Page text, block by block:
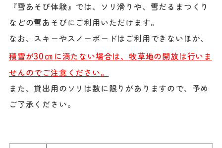
『雪あそび体験』では、ソリ滑りや、雪だるまつくり
などの雪あそびにご利用いただけます。
なお、スキーやスノーボードはご利用できないほか、
積雪が30㎝ に満たない場合は、牧草地の開放は行いま
せんのでご注意ください。
また、貸出用のソリは数に限りがありますので、予め
ご了承ください。